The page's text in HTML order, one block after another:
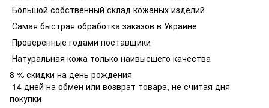
Большой собственный склад кожаных изделий
Самая быстрая обработка заказов в Украине
Проверенные годами поставщики
Натуральная кожа только наивысшего качества
8 % скидки на день рождения
14 дней на обмен или возврат товара, не считая дня
покупки